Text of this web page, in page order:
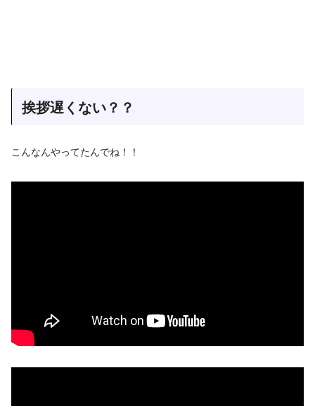
挨拶遅くない？？
こんなんやってたんでね！！